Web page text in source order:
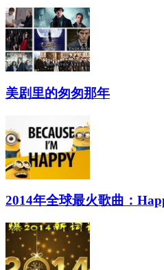
美剧里的匆匆那年
2014年全球最火歌曲：